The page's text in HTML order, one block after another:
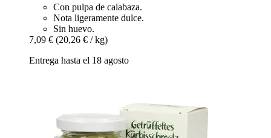
Con pulpa de calabaza.
Nota ligeramente dulce.
Sin huevo.
7,09 € (20,26 € / kg)
Entrega hasta el 18 agosto